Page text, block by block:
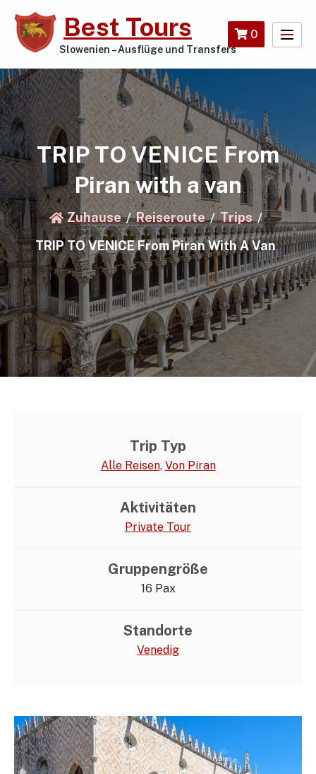
Inhalt
springen
Best Tours
Slowenien – Ausflüge und Transfers
0
TRIP TO VENICE From
Piran with a van
Zuhause Reiseroute
Trips
TRIP TO VENICE From Piran With A Van
Trip Typ
Alle Reisen, Von Piran
Aktivitäten
Private Tour
Gruppengröße
16 Pax
Standorte
Venedig